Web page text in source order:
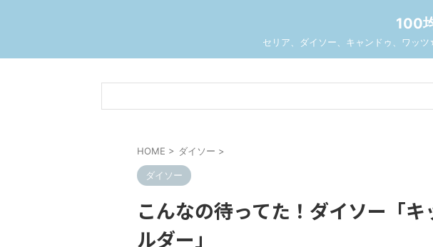
100
セリア、ダイソー、キャンドゥ、ワッ
HOME > ダイソー >
ダイソー
こんなの待ってた！ダイソー「
ルダー」